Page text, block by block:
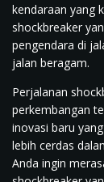
kendaraan yang
shockbreaker
pengendara di
jalan beragam.
Perjalanan
perkembangan
inovasi baru
lebih cerdas
Anda ingin